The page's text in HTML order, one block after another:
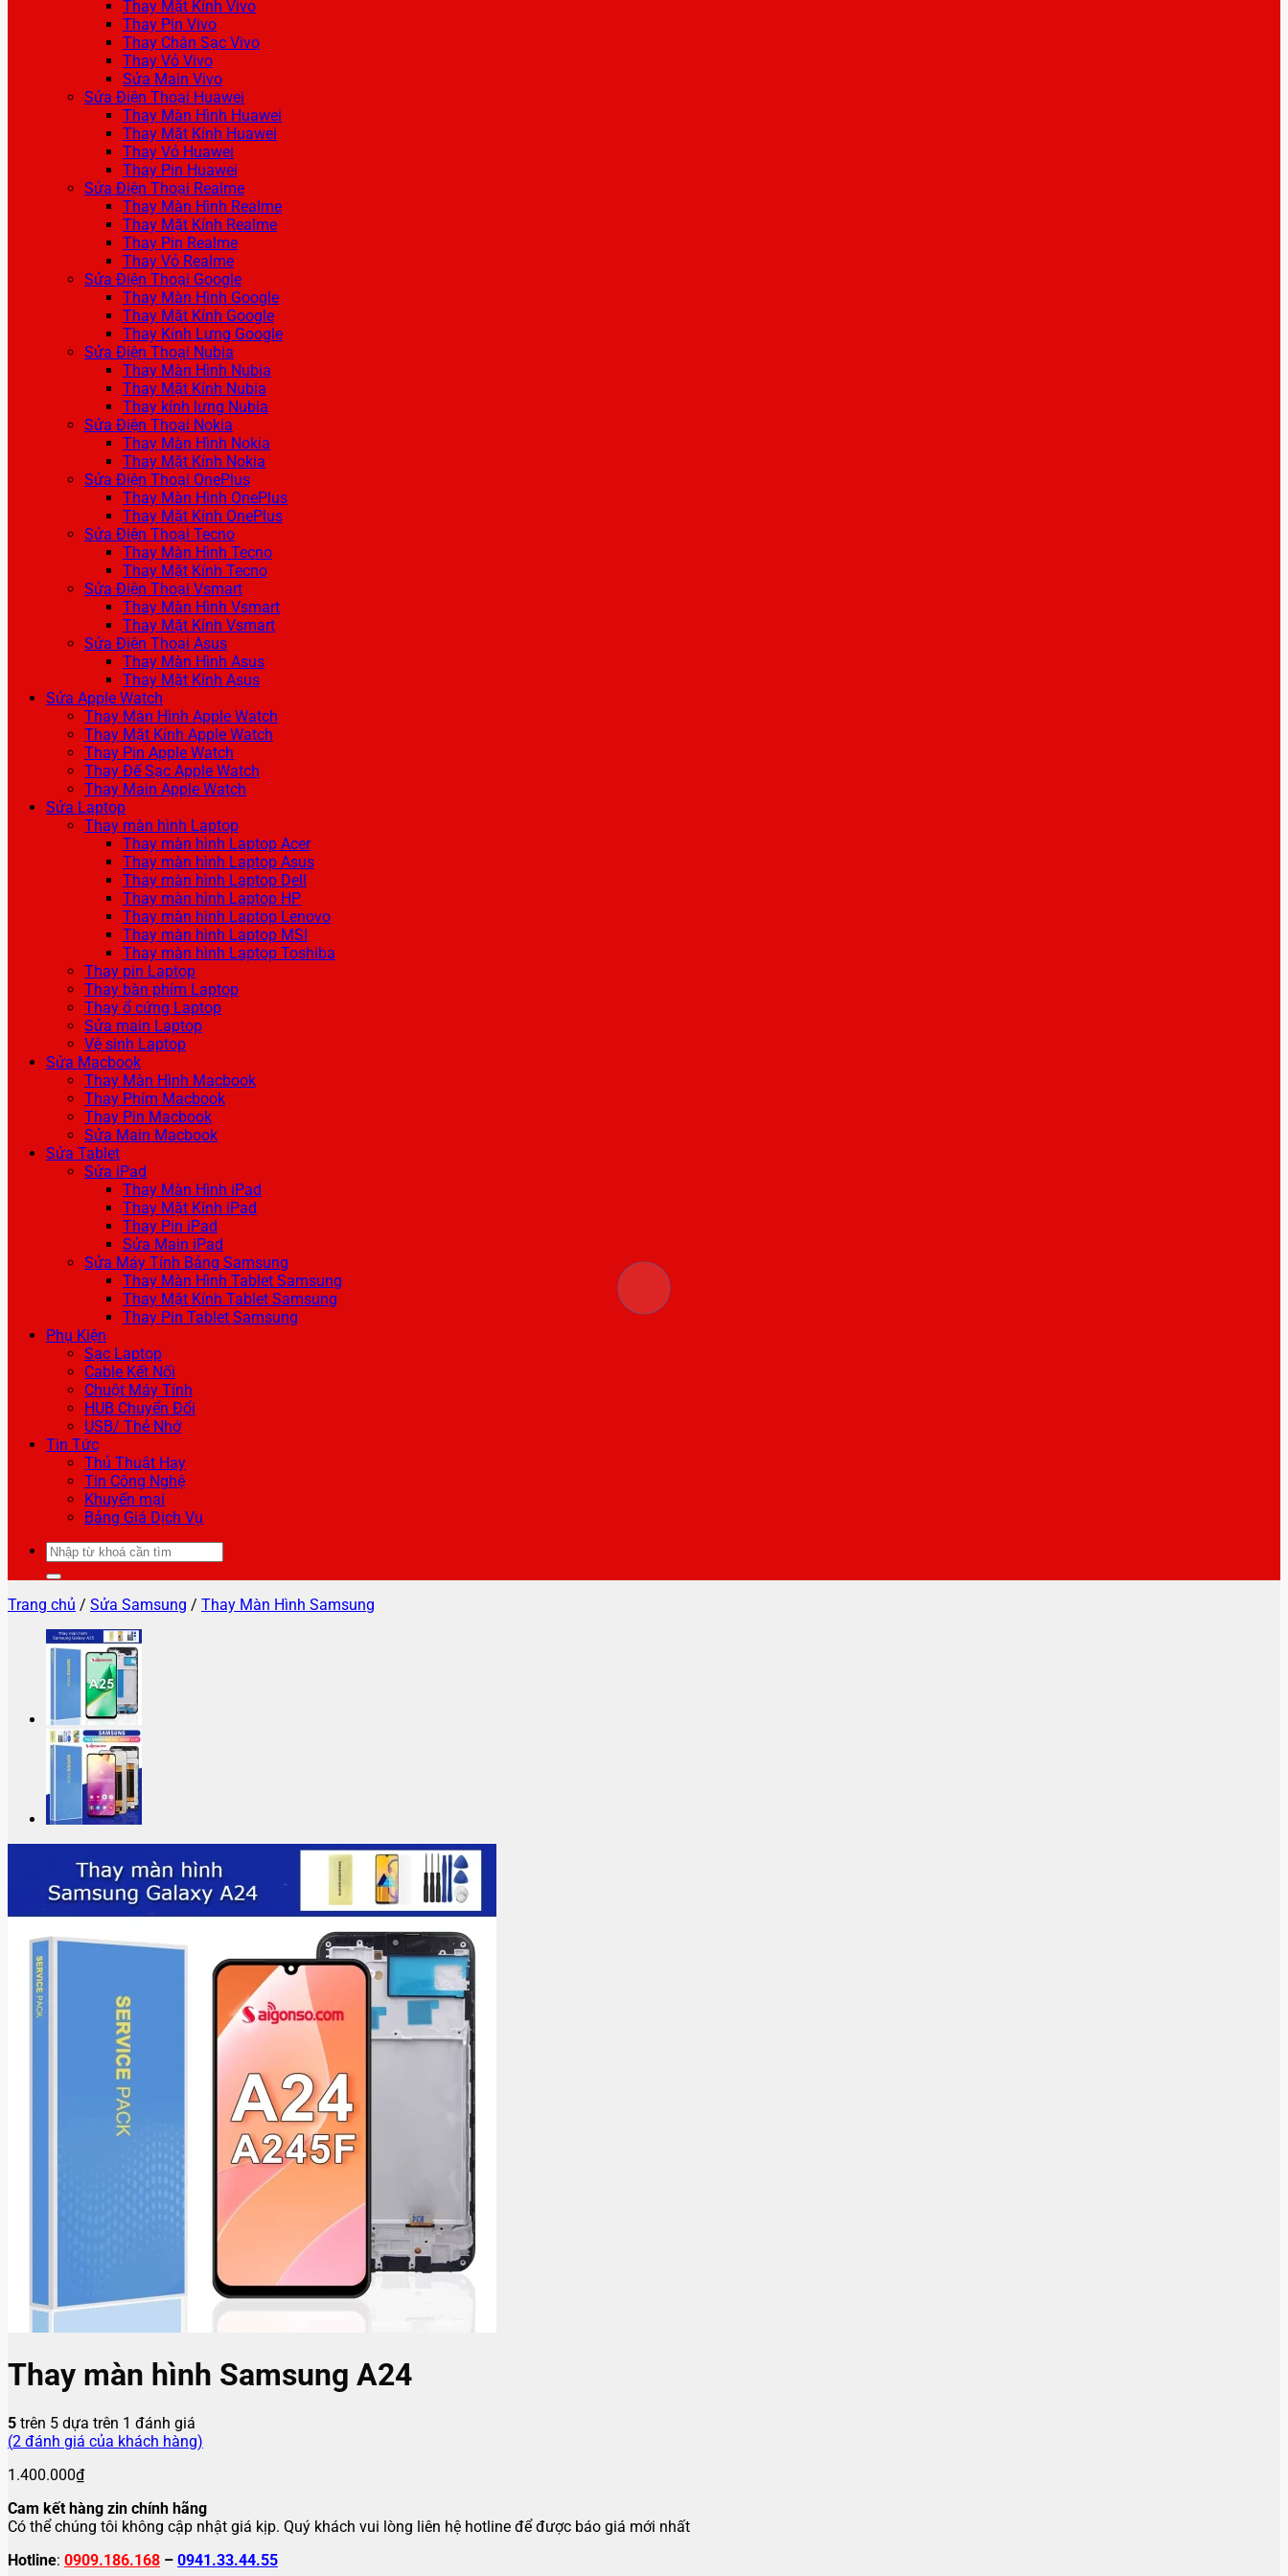
Thay Mặt Kính Vivo
Thay Pin Vivo
Thay Chân Sạc Vivo
Thay Vỏ Vivo
Sửa Main Vivo
Sửa Điện Thoại Huawei
Thay Màn Hình Huawei
Thay Mặt Kính Huawei
Thay Vỏ Huawei
Thay Pin Huawei
Sửa Điện Thoại Realme
Thay Màn Hình Realme
Thay Mặt Kính Realme
Thay Pin Realme
Thay Vỏ Realme
Sửa Điện Thoại Google
Thay Màn Hình Google
Thay Mặt Kính Google
Thay Kính Lưng Google
Sửa Điện Thoại Nubia
Thay Màn Hình Nubia
Thay Mặt Kính Nubia
Thay kính lưng Nubia
Sửa Điện Thoại Nokia
Thay Màn Hình Nokia
Thay Mặt Kính Nokia
Sửa Điện Thoại OnePlus
Thay Màn Hình OnePlus
Thay Mặt Kính OnePlus
Sửa Điện Thoại Tecno
Thay Màn Hình Tecno
Thay Mặt Kính Tecno
Sửa Điện Thoại Vsmart
Thay Màn Hình Vsmart
Thay Mặt Kính Vsmart
Sửa Điện Thoại Asus
Thay Màn Hình Asus
Thay Mặt Kính Asus
Sửa Apple Watch
Thay Màn Hình Apple Watch
Thay Mặt Kính Apple Watch
Thay Pin Apple Watch
Thay Đế Sạc Apple Watch
Thay Main Apple Watch
Sửa Laptop
Thay màn hình Laptop
Thay màn hình Laptop Acer
Thay màn hình Laptop Asus
Thay màn hình Laptop Dell
Thay màn hình Laptop HP
Thay màn hình Laptop Lenovo
Thay màn hình Laptop MSI
Thay màn hình Laptop Toshiba
Thay pin Laptop
Thay bàn phím Laptop
Thay ổ cứng Laptop
Sửa main Laptop
Vệ sinh Laptop
Sửa Macbook
Thay Màn Hình Macbook
Thay Phím Macbook
Thay Pin Macbook
Sửa Main Macbook
Sửa Tablet
Sửa iPad
Thay Màn Hình iPad
Thay Mặt Kính iPad
Thay Pin iPad
Sửa Main iPad
Sửa Máy Tính Bảng Samsung
Thay Màn Hình Tablet Samsung
Thay Mặt Kính Tablet Samsung
Thay Pin Tablet Samsung
Phụ Kiện
Sạc Laptop
Cable Kết Nối
Chuột Máy Tính
HUB Chuyển Đổi
USB/ Thẻ Nhớ
Tin Tức
Thủ Thuật Hay
Tin Công Nghệ
Khuyến mại
Bảng Giá Dịch Vụ
Tìm
kiếm:
Trang chủ / Sửa Samsung / Thay Màn Hình Samsung
Thay màn hình Samsung A24
5 trên 5 dựa trên 1 đánh giá
(2 đánh giá của khách hàng)
1.400.000₫
Cam kết hàng zin chính hãng
Có thể chúng tôi không cập nhật giá kịp. Quý khách vui lòng liên hệ hotline để được báo giá mới nhất
Hotline: 0909.186.168 – 0941.33.44.55